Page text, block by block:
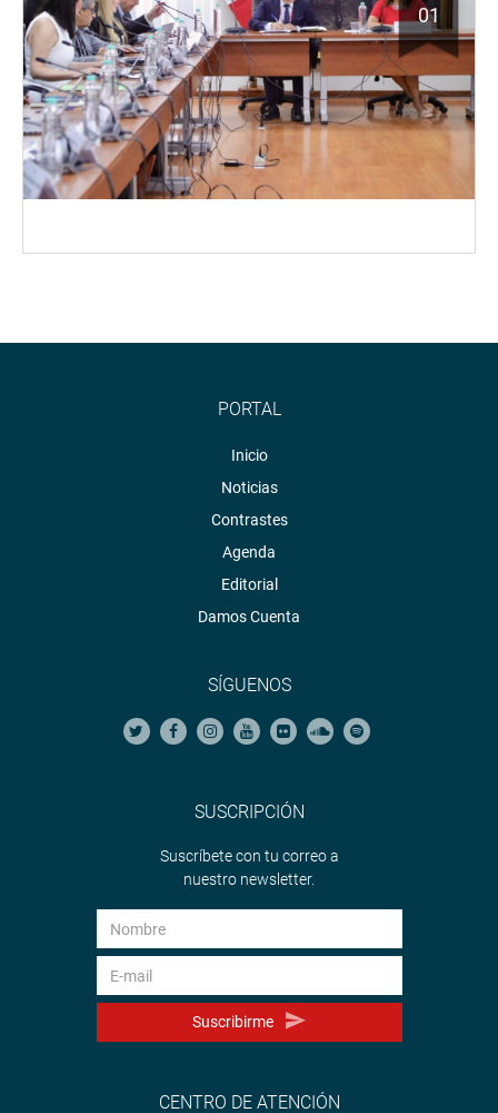
01
PORTAL
Inicio
Noticias
Contrastes
Agenda
Editorial
Damos Cuenta
SÍGUENOS
SUSCRIPCIÓN
Suscríbete con tu correo a
nuestro newsletter.
Suscribirme
CENTRO DE ATENCIÓN